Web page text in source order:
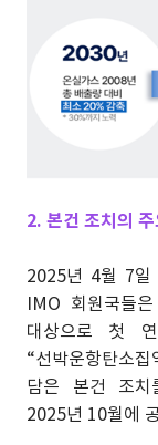
2. 본건 조치의
2025년 4월 7일
IMO 회원국들
대상으로 첫
“선박운항탄소
담은 본건 조
2025년 10월에